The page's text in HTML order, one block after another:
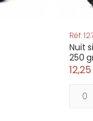
Réf:
Nuit
250